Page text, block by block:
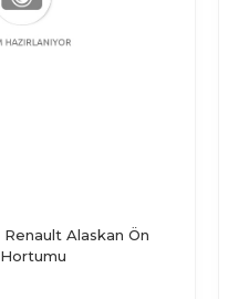
Renault Alaskan Ön